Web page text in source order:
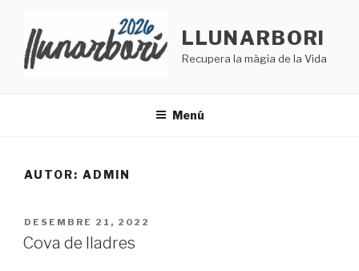
contingut
LLUNARBORI
Recupera la màgia de la Vida
Menú
AUTOR: ADMIN
PUBLICAT
A
DESEMBRE 21, 2022
Cova de lladres